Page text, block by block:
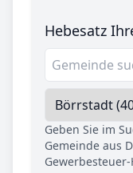
Hebesatz
Geben Sie im
Gemeinde aus